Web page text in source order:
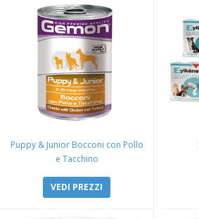
Puppy & Junior Bocconi con Pollo
e Tacchino
VEDI PREZZI